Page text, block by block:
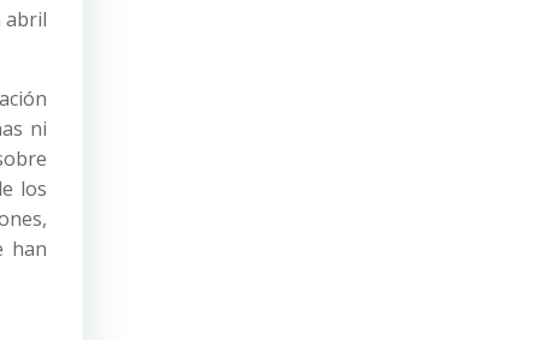
abril
ni
los
han